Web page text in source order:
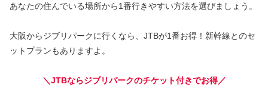
あなたの住んでいる場所から1番行きやすい方法を選びましょう。
大阪からジブリパークに行くなら、 JTBが1番お得！新幹線とのセ
ットプランもありますよ。
＼JTBならジブリパークのチケット付きでお得／